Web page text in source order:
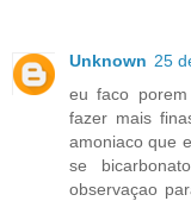
Unknown 25
eu faco
fazer mais
amoniaco que
se
observaçao